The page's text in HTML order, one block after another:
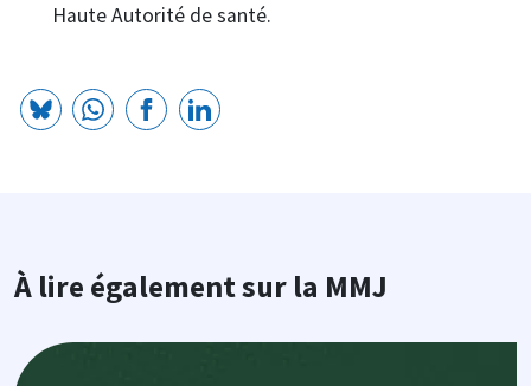
Haute Autorité de santé.
À lire également sur la MMJ
Image